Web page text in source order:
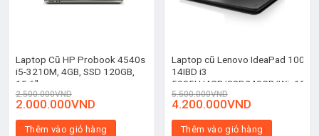
Laptop Cũ HP Probook 4540s
i5-3210M, 4GB, SSD 120GB,
15.6″
2.500.000VND
2.000.000VND
Thêm vào giỏ hàng
Laptop cũ Lenovo IdeaPad 100
14IBD i3
5005U/4GB/SSD240GB/Win10
5.500.000VND
4.200.000VND
Thêm vào giỏ hàng